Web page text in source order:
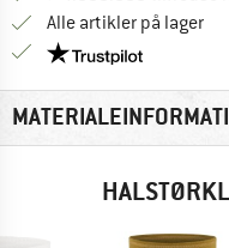
Alle artikler på lager
Vi er